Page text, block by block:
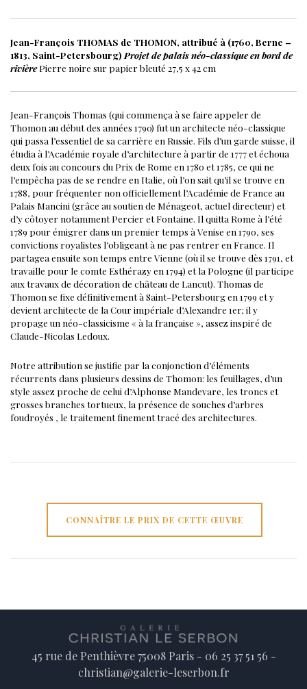
Jean-François THOMAS de THOMON, attribué à (1760, Berne –
1813, Saint-Petersbourg) Projet de palais néo-classique en bord de
rivièrePierre noire sur papier bleuté 27,5 x 42 cm
Jean-François Thomas (qui commença à se faire appeler de
Thomon au début des années 1790) fut un architecte néo-classique
qui passa l’essentiel de sa carrière en Russie. Fils d’un garde suisse, il
étudia à l’Académie royale d’architecture à partir de 1777 et échoua
deux fois au concours du Prix de Rome en 1780 et 1785, ce qui ne
l’empêcha pas de se rendre en Italie, où l’on sait qu’il se trouve en
1788, pour fréquenter non officiellement l’Académie de France au
Palais Mancini (grâce au soutien de Ménageot, actuel directeur) et
d’y côtoyer notamment Percier et Fontaine. Il quitta Rome à l’été
1789 pour émigrer dans un premier temps à Venise en 1790, ses
convictions royalistes l’obligeant à ne pas rentrer en France. Il
partagea ensuite son temps entre Vienne (où il se trouve dès 1791, et
travaille pour le comte Esthérazy en 1794) et la Pologne (il participe
aux travaux de décoration de château de Lancut). Thomas de
Thomon se fixe définitivement à Saint-Petersbourg en 1799 et y
devient architecte de la Cour impériale d’Alexandre 1er; il y
propage un néo-classicisme « à la française », assez inspiré de
Claude-Nicolas Ledoux.
Notre attribution se justifie par la conjonction d’éléments
récurrents dans plusieurs dessins de Thomon: les feuillages, d’un
style assez proche de celui d’Alphonse Mandevare, les troncs et
grosses branches tortueux, la présence de souches d’arbres
foudroyés , le traitement finement tracé des architectures.
CONNAÎTRE LE PRIX DE CETTE ŒUVRE
45 rue de Penthièvre 75008 Paris - 06 25 37 51 56 -
christian@galerie-leserbon.fr